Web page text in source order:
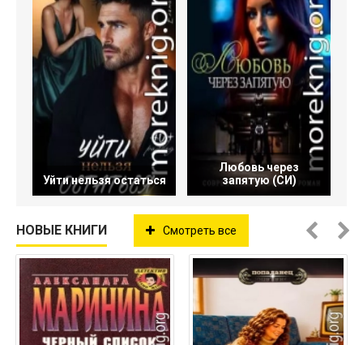
Уйти нельзя остаться
Любовь через
запятую (СИ)
НОВЫЕ КНИГИ Смотреть все